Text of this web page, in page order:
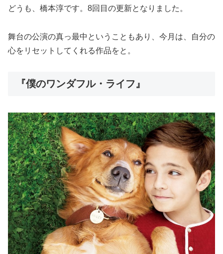
どうも、橋本淳です。8回目の更新となりました。
舞台の公演の真っ最中ということもあり、今月は、自分の
心をリセットしてくれる作品をと。
『僕のワンダフル・ライフ』